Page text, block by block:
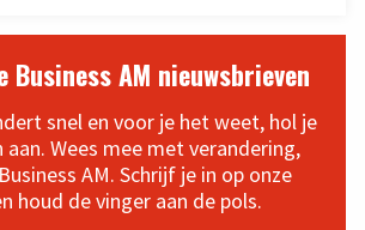
Business AM nieuwsbrieven
snel en voor je het weet, hol je
Wees mee met verandering,
AM. Schrijf je in op onze
houd de vinger aan de pols.